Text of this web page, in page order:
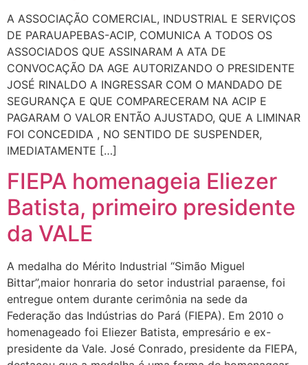
A ASSOCIAÇÃO COMERCIAL, INDUSTRIAL E SERVIÇOS
DE PARAUAPEBAS-ACIP, COMUNICA A TODOS OS
ASSOCIADOS QUE ASSINARAM A ATA DE
CONVOCAÇÃO DA AGE AUTORIZANDO O PRESIDENTE
JOSÉ RINALDO A INGRESSAR COM O MANDADO DE
SEGURANÇA E QUE COMPARECERAM NA ACIP E
PAGARAM O VALOR ENTÃO AJUSTADO, QUE A LIMINAR
FOI CONCEDIDA , NO SENTIDO DE SUSPENDER,
IMEDIATAMENTE […]
FIEPA homenageia Eliezer
Batista, primeiro presidente
da VALE
A medalha do Mérito Industrial “Simão Miguel
Bittar”,maior honraria do setor industrial paraense, foi
entregue ontem durante cerimônia na sede da
Federação das Indústrias do Pará (FIEPA). Em 2010 o
homenageado foi Eliezer Batista, empresário e ex-
presidente da Vale. José Conrado, presidente da FIEPA,